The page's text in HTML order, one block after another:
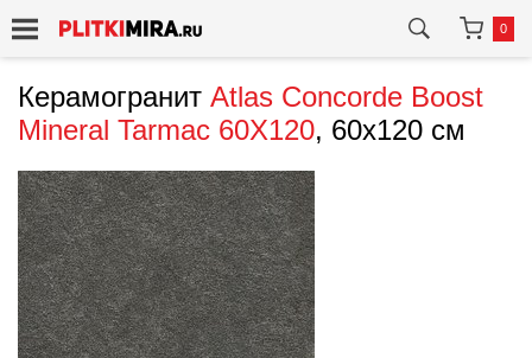
0
Керамогранит Atlas Concorde Boost
Mineral Tarmac 60X120, 60x120 см